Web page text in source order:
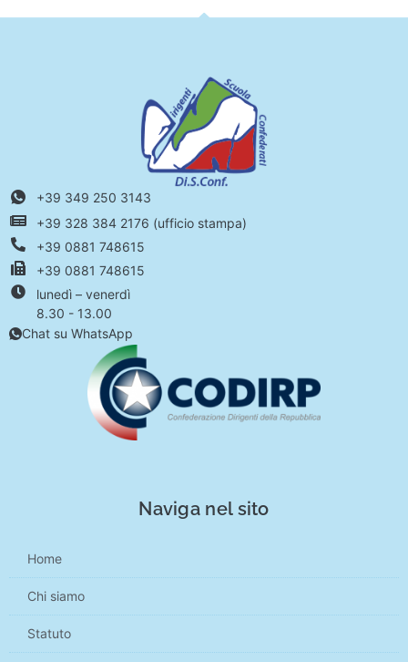
+39 349 250 3143
+39 328 384 2176 (ufficio stampa)
+39 0881 748615
+39 0881 748615
lunedì – venerdì
8.30 - 13.00
Chat su WhatsApp
Naviga nel sito
Home
Chi siamo
Statuto